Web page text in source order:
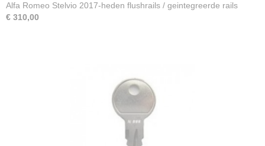
Alfa Romeo Stelvio 2017-heden flushrails / geintegreerde rails
€ 310,00